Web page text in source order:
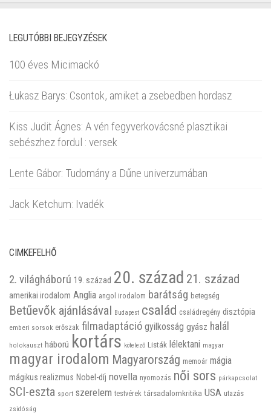
LEGUTÓBBI BEJEGYZÉSEK
100 éves Micimackó
Łukasz Barys: Csontok, amiket a zsebedben hordasz
Kiss Judit Ágnes: A vén fegyverkovácsné plasztikai
sebészhez fordul : versek
Lente Gábor: Tudomány a Dűne univerzumában
Jack Ketchum: Ivadék
CIMKEFELHŐ
2. világháború 19. század 20. század 21. század
amerikai irodalom Anglia angol irodalom barátság betegség
Betűevők ajánlásával Budapest család családregény disztópia
emberi sorsok erőszak filmadaptáció gyilkosság gyász halál
holokauszt háború kortárs kötelező Listák lélektani magyar
magyar irodalom Magyarország memoár mágia
mágikus realizmus Nobel-díj novella nyomozás női sors párkapcsolat
SCI-eszta sport szerelem testvérek társadalomkritika USA utazás
zsidóság